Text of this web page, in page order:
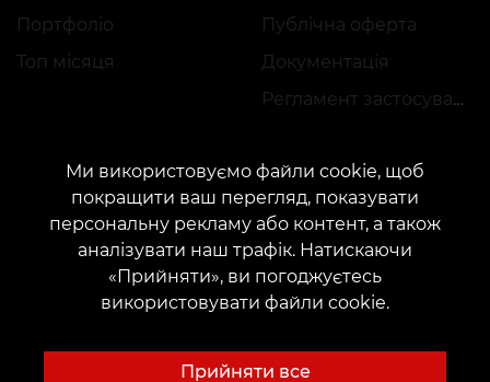
Портфоліо
Топ місяця
Публічна оферта
Документація
Регламент застосування акцій
КОНТАКТИ
Зв'яжіться з нами:customers@vean-tattoo.com
Співпраця: marketing.veantattoo@gmail.com
Скарги та пропозиції:complaints@vean-tattoo.com
Ми використовуємо файли cookie, щоб
покращити ваш перегляд, показувати
персональну рекламу або контент, а також
аналізувати наш трафік. Натискаючи
«Прийняти», ви погоджуєтесь
використовувати файли cookie.
Прийняти все